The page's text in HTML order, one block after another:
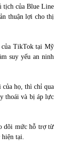
tịch của Blue Line
thuận lợi cho thị
của TikTok tại Mỹ
suy yếu an ninh
của họ, thì chỉ qua
thoái và bị áp lực
dõi mức hỗ trợ từ
tại.